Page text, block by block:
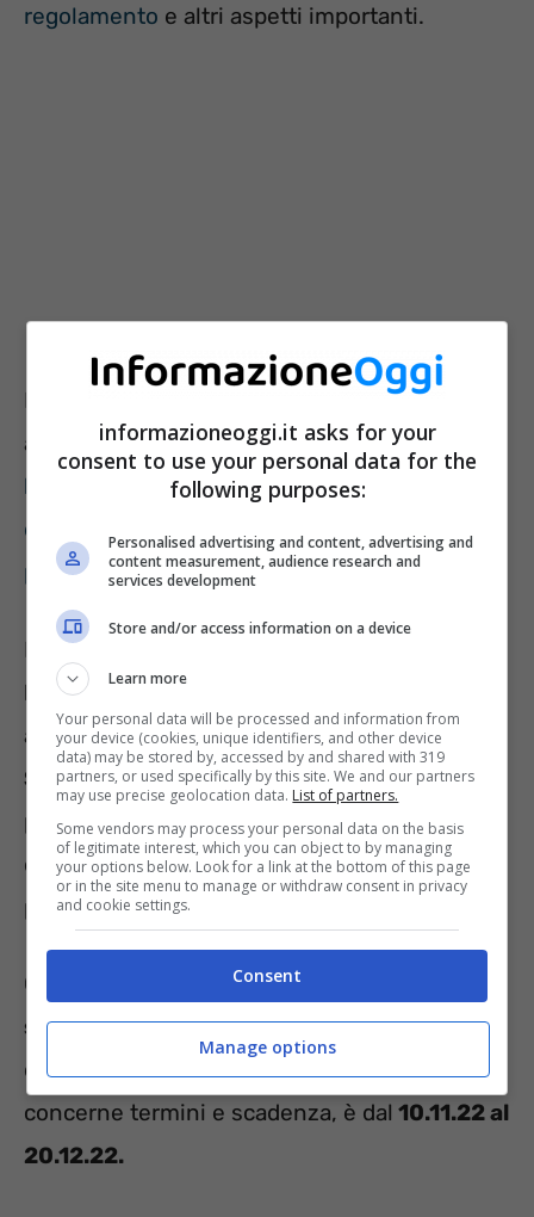
regolamento e altri aspetti importanti.
E restando in tema offerte, anche se di
ambito e tipo diverso, l’attenzione è alta sul
Black Friday 2022:qui per approfondire
quanto sconto c’è, quanto si abbassano i
prezzi e cosa conviene acquistare.
Ma tornando invece
Italiane sul libretto postale,
ambito diverso, desta interesse la
Supersmart 270 giorni,la cui durata è
proprio quella indicata e permetterà untasso
di
interesse all’anno lordo,allascadenza,
pari altre per cento.
Come detto, l’offerta si può attivare
sui libretti Smarte si lega a coloro che
dispongono di nuove liquidità. Per quanto
concerne termini e scadenza, è dal 10.11.22 al
20.12.22.
informazioneoggi.it asks for your
consent to use your personal data for the
following purposes:
Personalised advertising and content, advertising and
content measurement, audience research and
services development
Store and/or access information on a device
Learn more
Your personal data will be processed and information from
your device (cookies, unique identifiers, and other device
data) may be stored by, accessed by and shared with 319
partners, or used specifically by this site. We and our partners
may use precise geolocation data. List of partners.
Some vendors may process your personal data on the basis
of legitimate interest, which you can object to by managing
your options below. Look for a link at the bottom of this page
or in the site menu to manage or withdraw consent in privacy
and cookie settings.
Consent
Manage options